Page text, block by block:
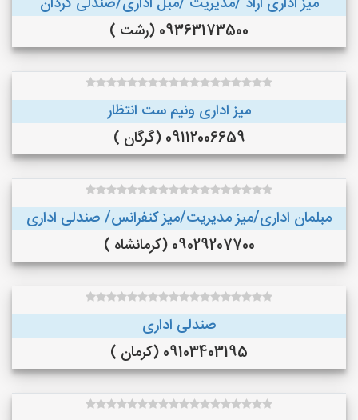
09363173500 (رشت )
میز اداری ونیم ست انتظار
09112006659 (گرگان )
مبلمان اداری/میز مدیریت/میز کنفرانس/ صندلی اداری
09029207700 (کرمانشاه )
صندلی اداری
09103403195 (کرمان )